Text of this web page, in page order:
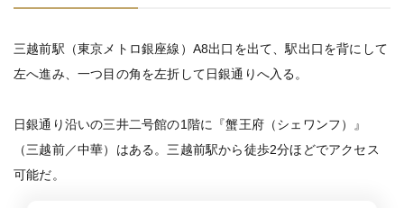
三越前駅（東京メトロ銀座線）A8出口を出て、駅出口を背にして
左へ進み、一つ目の角を左折して日銀通りへ入る。
日銀通り沿いの三井二号館の1階に『蟹王府（シェワンフ）』
（三越前／中華）はある。三越前駅から徒歩2分ほどでアクセス
可能だ。